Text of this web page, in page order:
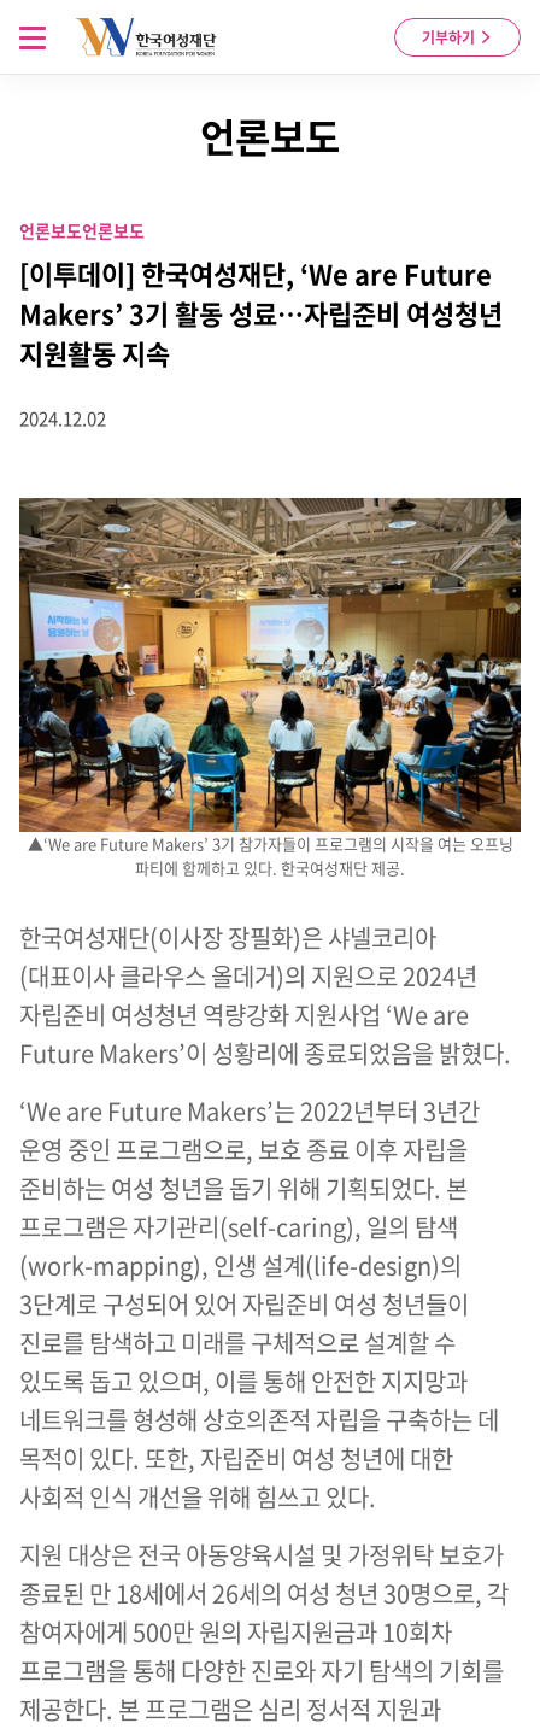
Skip to content
기부하기
메뉴 열기
언론보도
언론보도언론보도
[이투데이] 한국여성재단, ‘We are Future
Makers’ 3기 활동 성료…자립준비 여성청년
지원활동 지속
2024.12.02
▲‘We are Future Makers’ 3기 참가자들이 프로그램의 시작을 여는 오프닝
파티에 함께하고 있다. 한국여성재단 제공.
한국여성재단(이사장 장필화)은 샤넬코리아
(대표이사 클라우스 올데거)의 지원으로 2024년
자립준비 여성청년 역량강화 지원사업 ‘We are
Future Makers’이 성황리에 종료되었음을 밝혔다.
‘We are Future Makers’는 2022년부터 3년간
운영 중인 프로그램으로, 보호 종료 이후 자립을
준비하는 여성 청년을 돕기 위해 기획되었다. 본
프로그램은 자기관리(self-caring), 일의 탐색
(work-mapping), 인생 설계(life-design)의
3단계로 구성되어 있어 자립준비 여성 청년들이
진로를 탐색하고 미래를 구체적으로 설계할 수
있도록 돕고 있으며, 이를 통해 안전한 지지망과
네트워크를 형성해 상호의존적 자립을 구축하는 데
목적이 있다. 또한, 자립준비 여성 청년에 대한
사회적 인식 개선을 위해 힘쓰고 있다.
지원 대상은 전국 아동양육시설 및 가정위탁 보호가
종료된 만 18세에서 26세의 여성 청년 30명으로, 각
참여자에게 500만 원의 자립지원금과 10회차
프로그램을 통해 다양한 진로와 자기 탐색의 기회를
제공한다. 본 프로그램은 심리 정서적 지원과